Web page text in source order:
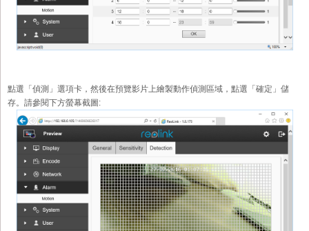
點選「偵測」選項卡，然後在預覽影片上繪製動作偵測區域，點選「確定」儲
存。請參閱下方螢幕截圖: